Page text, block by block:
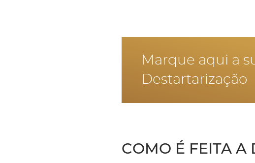
Marque aqui a
Destartarização
COMO É FEITA A